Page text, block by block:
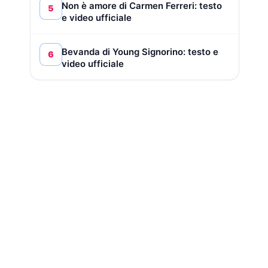
5
Non è amore di Carmen Ferreri: testo
e video ufficiale
6
Bevanda di Young Signorino: testo e
video ufficiale